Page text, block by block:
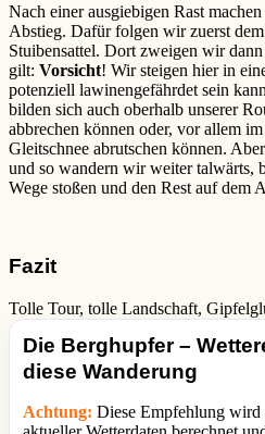
Nach einer ausgiebigen Rast
Abstieg. Dafür folgen wir zuerst
Stuibensattel. Dort zweigen wir
gilt: Vorsicht! Wir steigen hier in
potenziell lawinengefährdet sein
bilden sich auch oberhalb unserer
abbrechen können oder, vor allem
Gleitschnee abrutschen können.
und so wandern wir weiter talwärts,
Wege stoßen und den Rest auf dem
Fazit
Tolle Tour, tolle Landschaft,
Die Berghupfer –
diese Wanderung
Achtung: Diese Empfehlung wird